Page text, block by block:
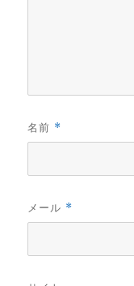
名前 *
メール *